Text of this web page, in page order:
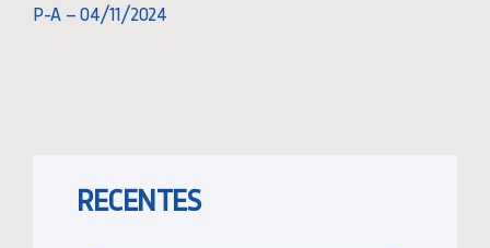
P-A – 04/11/2024
RECENTES